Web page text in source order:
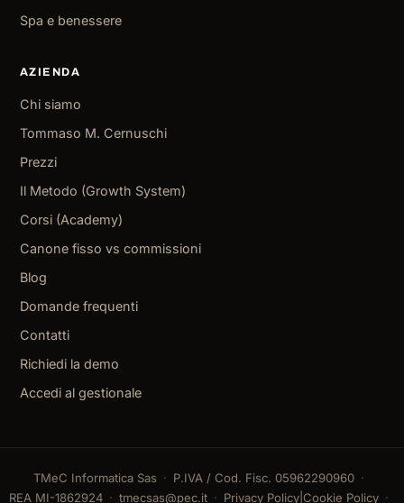
Spa e benessere
AZIENDA
Chi siamo
Tommaso M. Cernuschi
Prezzi
Il Metodo (Growth System)
Corsi (Academy)
Canone fisso vs commissioni
Blog
Domande frequenti
Contatti
Richiedi la demo
Accedi al gestionale
TMeC Informatica Sas
P.IVA / Cod. Fisc. 05962290960
REA MI-1862924
tmecsas@pec.it Privacy Policy Cookie Policy